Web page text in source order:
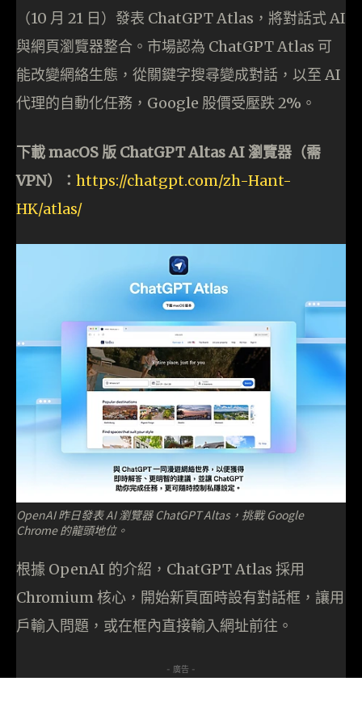
（10 月 21 日）發表 ChatGPT Atlas，將對話式 AI
與網頁瀏覽器整合。市場認為 ChatGPT Atlas 可
能改變網絡生態，從關鍵字搜尋變成對話，以至 AI
代理的自動化任務，Google 股價受壓跌 2%。
下載 macOS 版 ChatGPT Altas AI 瀏覽器（需
VPN）： https://chatgpt.com/zh-Hant-
HK/atlas/
OpenAI 昨日發表 AI 瀏覽器 ChatGPT Altas，挑戰 Google
Chrome 的龍頭地位。
根據 OpenAI 的介紹，ChatGPT Atlas 採用
Chromium 核心，開始新頁面時設有對話框，讓用
戶輸入問題，或在框內直接輸入網址前往。
- 廣告 -